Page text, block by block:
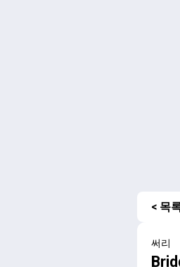
< 목
써리